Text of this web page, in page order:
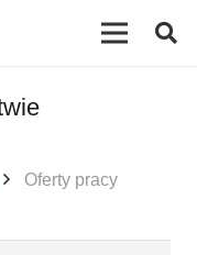
Oferty pracy